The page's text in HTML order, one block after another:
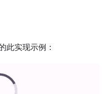
此实现示例：